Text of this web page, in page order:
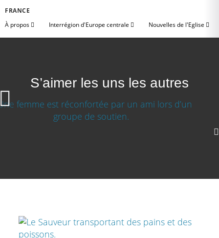
FRANCE
À propos
Interrégion d'Europe centrale Nouvelles de l'Eglise
S’aimer les uns les autres